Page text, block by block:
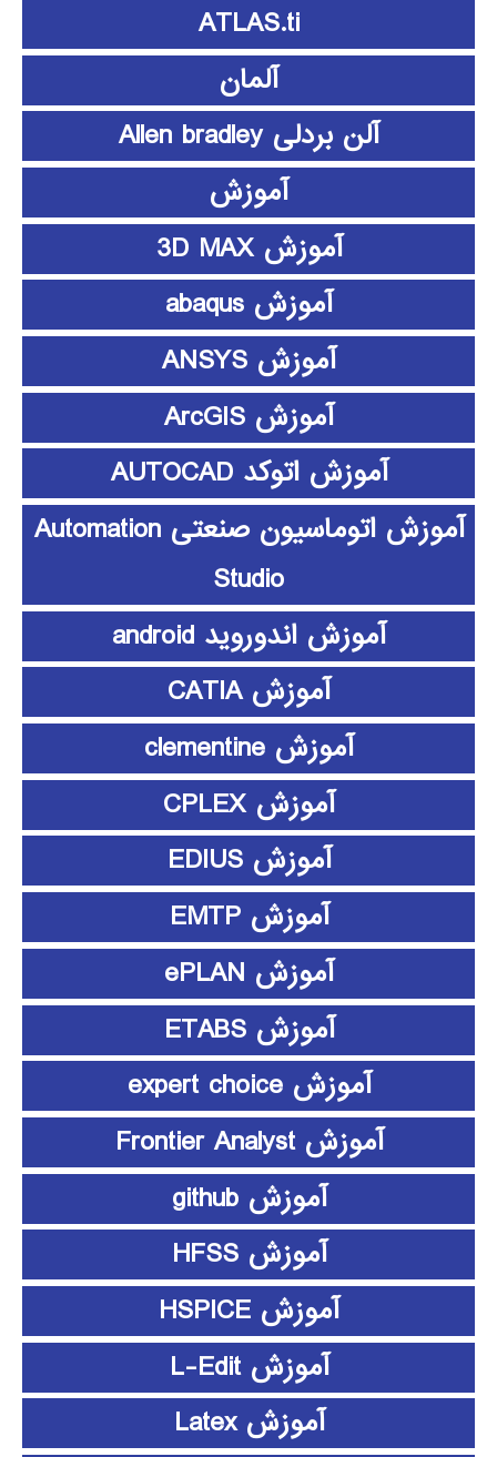
ATLAS.ti
آلمان
آلن بردلی Allen bradley
آموزش
آموزش 3D MAX
آموزش abaqus
آموزش ANSYS
آموزش ArcGIS
آموزش اتوکد AUTOCAD
آموزش اتوماسیون صنعتی Automation
Studio
آموزش اندوروید android
آموزش CATIA
آموزش clementine
آموزش CPLEX
آموزش EDIUS
آموزش EMTP
آموزش ePLAN
آموزش ETABS
آموزش expert choice
آموزش Frontier Analyst
آموزش github
آموزش HFSS
آموزش HSPICE
آموزش L-Edit
آموزش Latex